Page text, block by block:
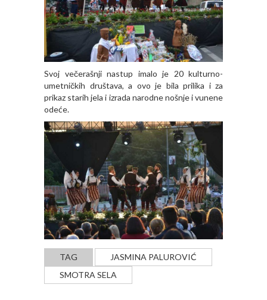
Svoj večerašnji nastup imalo je 20 kulturno-
umetničkih društava, a ovo je bila prilika i za
prikaz starih jela i izrada narodne nošnje i vunene
odeće.
TAG
JASMINA PALUROVIĆ
SMOTRA SELA